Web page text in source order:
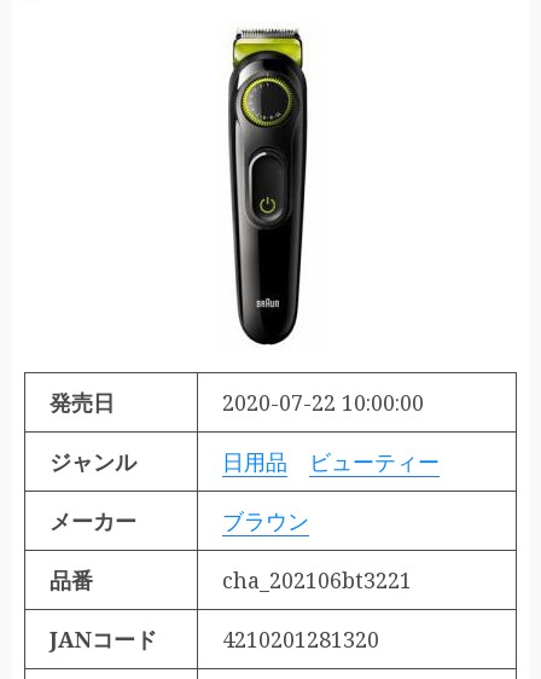
発売日 2020-07-22 10:00:00
ジャンル 日用品 ビューティー
メーカー ブラウン
品番 cha_202106bt3221
JANコード 4210201281320